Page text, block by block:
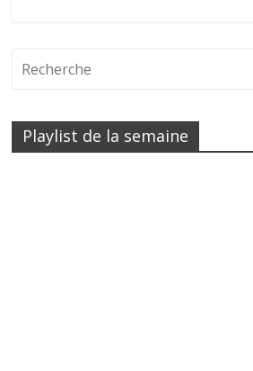
Playlist de la semaine